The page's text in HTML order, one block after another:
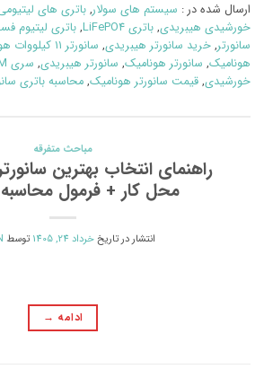
ارسال شده در : سیستم های سولار, باتری های
خورشیدی هیبریدی, باتری LiFePO4 , باتری لیتیوم
سانورتر, خرید سانورتر هیبریدی, سانورتر ۱۱ کیلووات هونامیک
هونامیک, سانورتر هونامیک, سانورتر هیبریدی, سری HM هونامیک
خورشیدی, قیمت سانورتر هونامیک,محاسبه باتری
مباحث متفرقه
راهنمای انتخاب بهترین
محل کار + فرمول
انتشار در تاریخخرداد 24, 1405 توسط
ادامه →